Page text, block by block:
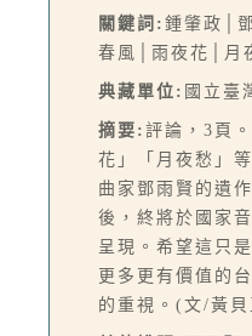
關鍵詞: 鍾肇政│
春風│雨夜花│月
典藏單位: 國立臺
摘要: 評論，3頁
花」「月夜愁」
曲家鄧雨賢的遺
後，終將於國家
呈現。希望這只
更多更有價值的
的重視。(文/黃貝